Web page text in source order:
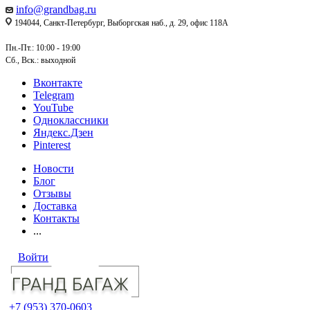
info@grandbag.ru
194044, Санкт-Петербург, Выборгская наб., д. 29, офис 118А
Пн.-Пт.: 10:00 - 19:00
Сб., Вск.: выходной
Вконтакте
Telegram
YouTube
Одноклассники
Яндекс.Дзен
Pinterest
Новости
Блог
Отзывы
Доставка
Контакты
...
Войти
+7 (953) 370-0603